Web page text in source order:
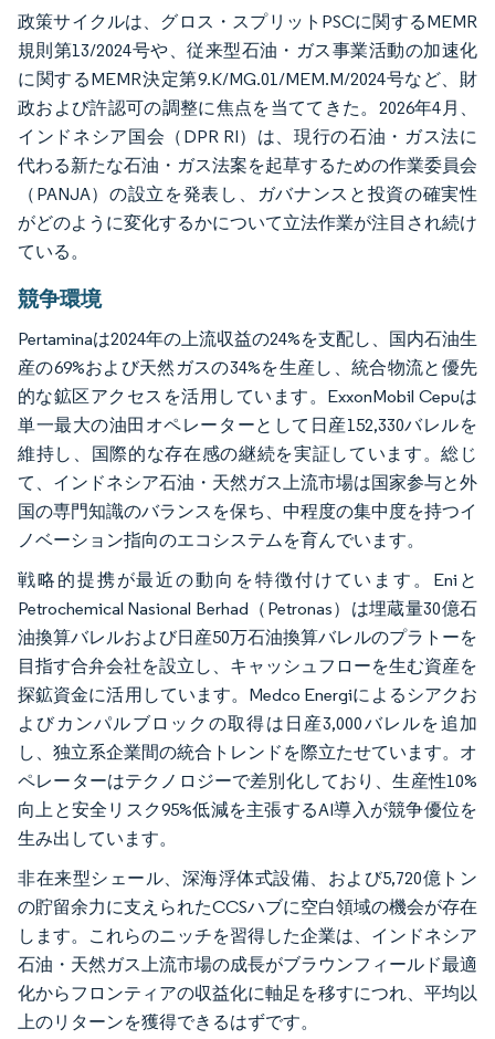
政策サイクルは、グロス・スプリットPSCに関するMEMR
規則第13/2024号や、従来型石油・ガス事業活動の加速化
に関するMEMR決定第9.K/MG.01/MEM.M/2024号など、財
政および許認可の調整に焦点を当ててきた。2026年4月、
インドネシア国会（DPR RI）は、現行の石油・ガス法に
代わる新たな石油・ガス法案を起草するための作業委員会
（PANJA）の設立を発表し、ガバナンスと投資の確実性
がどのように変化するかについて立法作業が注目され続け
ている。
競争環境
Pertaminaは2024年の上流収益の24%を支配し、国内石油生
産の69%および天然ガスの34%を生産し、統合物流と優先
的な鉱区アクセスを活用しています。ExxonMobil Cepuは
単一最大の油田オペレーターとして日産152,330バレルを
維持し、国際的な存在感の継続を実証しています。総じ
て、インドネシア石油・天然ガス上流市場は国家参与と外
国の専門知識のバランスを保ち、中程度の集中度を持つイ
ノベーション指向のエコシステムを育んでいます。
戦略的提携が最近の動向を特徴付けています。Eniと
Petrochemical Nasional Berhad（Petronas）は埋蔵量30億石
油換算バレルおよび日産50万石油換算バレルのプラトーを
目指す合弁会社を設立し、キャッシュフローを生む資産を
探鉱資金に活用しています。Medco Energiによるシアクお
よびカンパルブロックの取得は日産3,000バレルを追加
し、独立系企業間の統合トレンドを際立たせています。オ
ペレーターはテクノロジーで差別化しており、生産性10%
向上と安全リスク95%低減を主張するAI導入が競争優位を
生み出しています。
非在来型シェール、深海浮体式設備、および5,720億トン
の貯留余力に支えられたCCSハブに空白領域の機会が存在
します。これらのニッチを習得した企業は、インドネシア
石油・天然ガス上流市場の成長がブラウンフィールド最適
化からフロンティアの収益化に軸足を移すにつれ、平均以
上のリターンを獲得できるはずです。